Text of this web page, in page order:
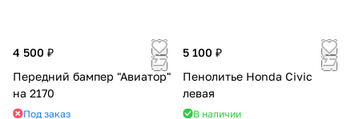
4 500 ₽
Передний бампер "Авиатор"
на 2170
Под заказ
5 100 ₽
Пенолитье Honda Civic
левая
В наличии